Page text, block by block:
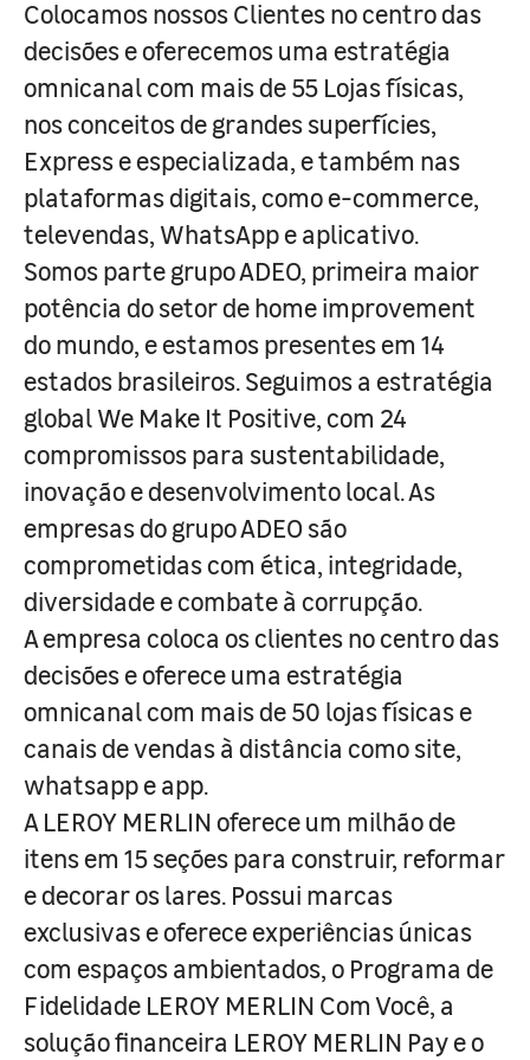
Colocamos nossos Clientes no centro das
decisões e oferecemos uma estratégia
omnicanal com mais de 55 Lojas físicas,
nos conceitos de grandes superfícies,
Express e especializada, e também nas
plataformas digitais, como e-commerce,
televendas, WhatsApp e aplicativo.
Somos parte grupo ADEO, primeira maior
potência do setor de home improvement
do mundo, e estamos presentes em 14
estados brasileiros. Seguimos a estratégia
global We Make It Positive, com 24
compromissos para sustentabilidade,
inovação e desenvolvimento local. As
empresas do grupo ADEO são
comprometidas com ética, integridade,
diversidade e combate à corrupção.
A empresa coloca os clientes no centro das
decisões e oferece uma estratégia
omnicanal com mais de 50 lojas físicas e
canais de vendas à distância como site,
whatsapp e app.
A LEROY MERLIN oferece um milhão de
itens em 15 seções para construir, reformar
e decorar os lares. Possui marcas
exclusivas e oferece experiências únicas
com espaços ambientados, o Programa de
Fidelidade LEROY MERLIN Com Você, a
solução financeira LEROY MERLIN Pay e o